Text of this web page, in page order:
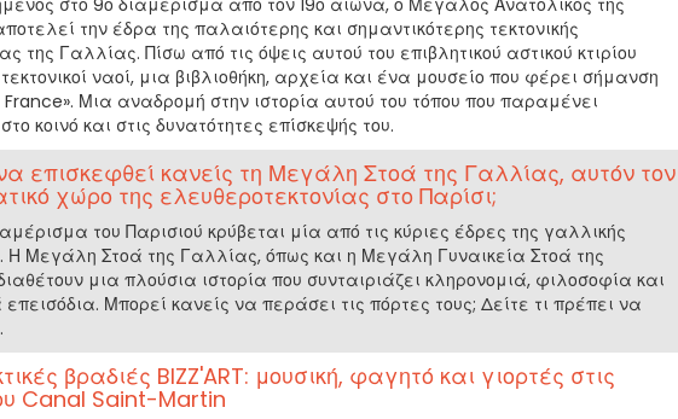
στο 9ο διαμέρισμα από τον 19ο αιώνα, ο Μεγάλος Ανατολικός της
την έδρα της παλαιότερης και σημαντικότερης τεκτονικής
της Γαλλίας. Πίσω από τις όψεις αυτού του επιβλητικού αστικού κτιρίου
ναοί, μια βιβλιοθήκη, αρχεία και ένα μουσείο που φέρει σήμανση
Μια αναδρομή στην ιστορία αυτού του τόπου που παραμένει
κοινό και στις δυνατότητες επίσκεψής του.
επισκεφθεί κανείς τη Μεγάλη Στοά της Γαλλίας, αυτόν τον
χώρο της ελευθεροτεκτονίας στο Παρίσι;
του Παρισιού κρύβεται μία από τις κύριες έδρες της γαλλικής
Η Μεγάλη Στοά της Γαλλίας, όπως και η Μεγάλη Γυναικεία Στοά της
μια πλούσια ιστορία που συνταιριάζει κληρονομιά, φιλοσοφία και
Μπορεί κανείς να περάσει τις πόρτες τους; Δείτε τι πρέπει να
βραδιές BIZZ'ART: μουσική, φαγητό και γιορτές στις
Canal Saint-Martin